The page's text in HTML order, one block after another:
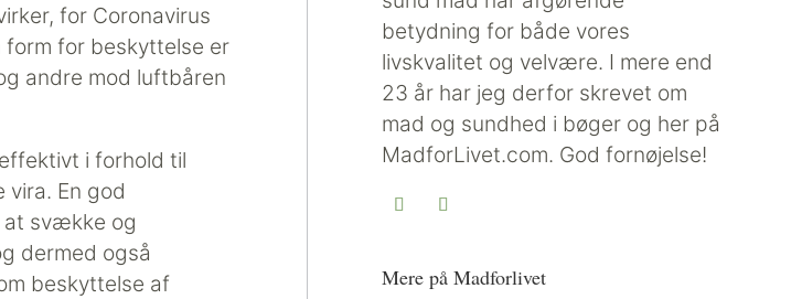
for Coronavirus
form for beskyttelse er
andre mod luftbåren
i forhold til
En god
at svække og
dermed også
beskyttelse af
betydning for både vores
livskvalitet og velvære. I mere end
23 år har jeg derfor skrevet om
mad og sundhed i bøger og her på
MadforLivet.com. God fornøjelse!
Mere på Madforlivet